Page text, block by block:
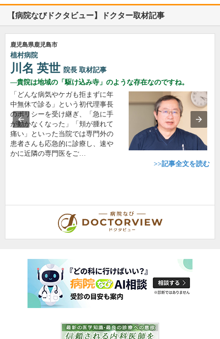
【病院なびドクタビュー】ドクター取材記事
鹿児島県鹿児島市
植村病院
川名 英世 院長 取材記事
貴院は地域の「駆け込み寺」のような存在なのですね。
「どんな病気やケガも拒まずに年
中無休で診る」という初代理事長
のポリシーを受け継ぎ、「急に手
が動かなくなった」「頬が腫れて
痛い」といった当院では専門外の
患者さんも応急的に診療し、速や
かに近隣の専門医をご…
>>記事全文を読む